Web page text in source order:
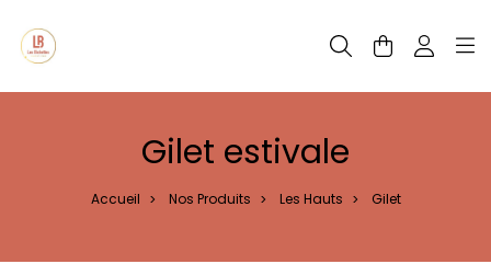
Gilet estivale
Accueil > Nos Produits > Les Hauts > Gilet